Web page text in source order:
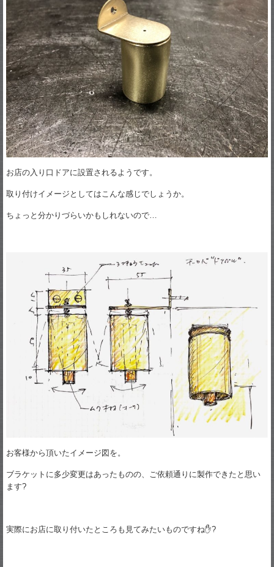
お店の入り口ドアに設置されるようです。
取り付けイメージとしてはこんな感じでしょうか。
ちょっと分かりづらいかもしれないので…
お客様から頂いたイメージ図を。
ブラケットに多少変更はあったものの、ご依頼通りに製作できたと思い
ます?
実際にお店に取り付いたところも見てみたいものですね✋?